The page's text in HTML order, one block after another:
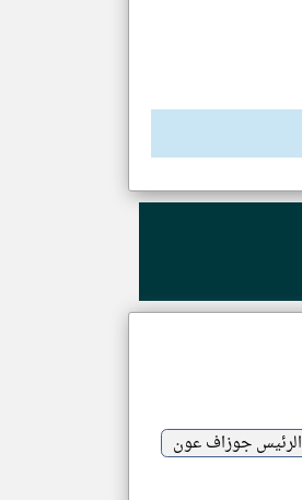
الرئيس جوزاف عون